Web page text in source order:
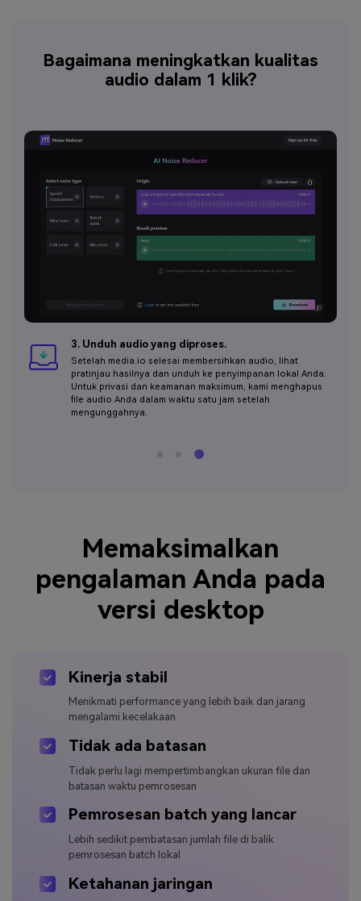
Bagaimana meningkatkan kualitas
audio dalam 1 klik?
3. Unduh audio yang diproses.
Setelah media.io selesai membersihkan audio, lihat
pratinjau hasilnya dan unduh ke penyimpanan lokal Anda.
Untuk privasi dan keamanan maksimum, kami menghapus
file audio Anda dalam waktu satu jam setelah
mengunggahnya.
Memaksimalkan
pengalaman Anda pada
versi desktop
Kinerja stabil
Menikmati performance yang lebih baik dan jarang
mengalami kecelakaan
Tidak ada batasan
Tidak perlu lagi mempertimbangkan ukuran file dan
batasan waktu pemrosesan
Pemrosesan batch yang lancar
Lebih sedikit pembatasan jumlah file di balik
pemrosesan batch lokal
Ketahanan jaringan